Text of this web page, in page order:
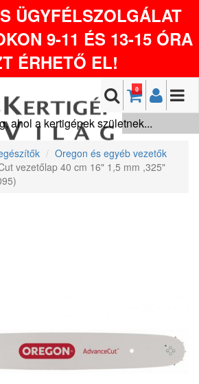
ÜGYFÉLSZOLGÁLAT
9-11 ÉS 13-15 ÓRA
ÉRHETŐ EL!
0
ahol a kertigépek születnek...
Oregon és egyéb vezetők
vezetőlap 40 cm 16" 1,5 mm ,325"